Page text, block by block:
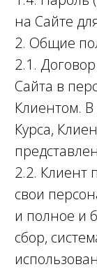
на Сайте
2. Общие
2.1.
Сайта в
Клиентом.
Курса,
2.2. Клиент
свои
и полное и
сбор,